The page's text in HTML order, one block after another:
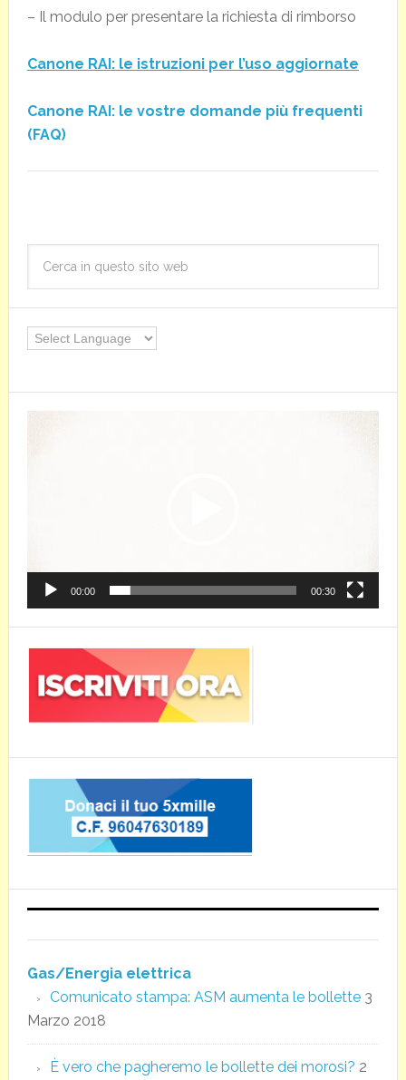
– Il modulo per presentare la richiesta di rimborso
Canone RAI: le istruzioni per l’uso aggiornate
Canone RAI: le vostre domande più frequenti
(FAQ)
Video
00:00 00:30
Gas/Energia elettrica
Comunicato stampa: ASM aumenta le bollette3
Marzo 2018
È vero che pagheremo le bollette dei morosi? 2